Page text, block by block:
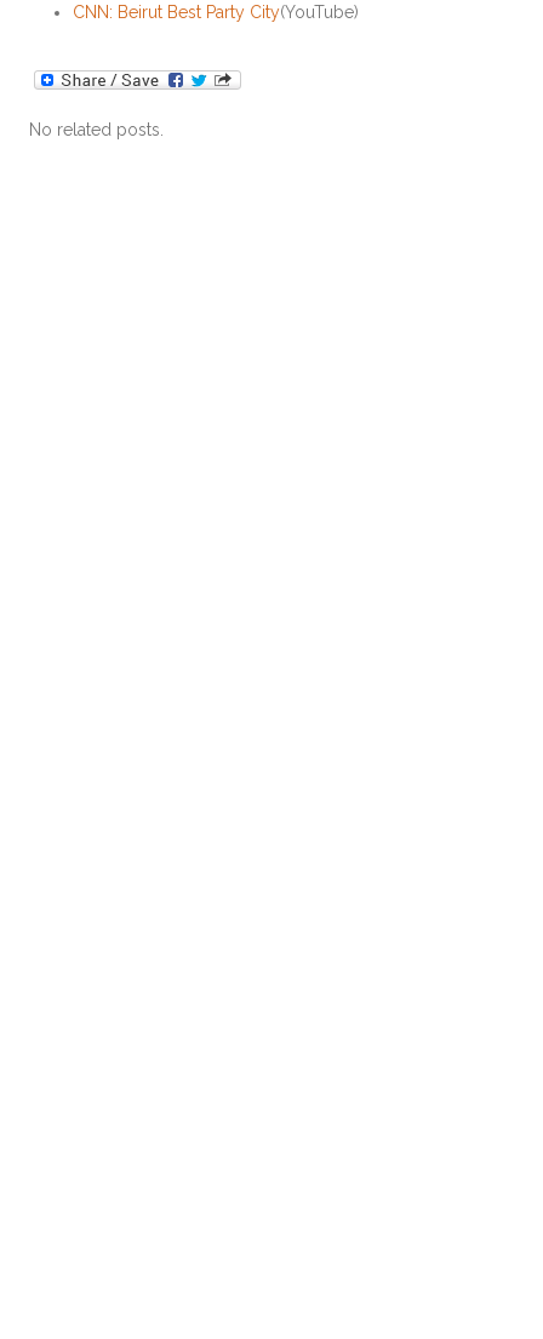
CNN: Beirut Best Party City(YouTube)
No related posts.